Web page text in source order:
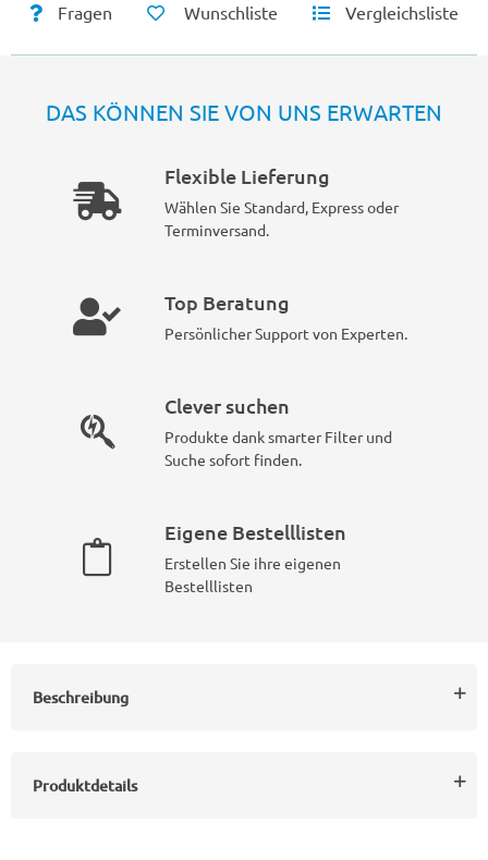
Fragen Wunschliste Vergleichsliste
DAS KÖNNEN SIE VON UNS ERWARTEN
Flexible Lieferung
Wählen Sie Standard, Express oder
Terminversand.
Top Beratung
Persönlicher Support von Experten.
Clever suchen
Produkte dank smarter Filter und
Suche sofort finden.
Eigene Bestelllisten
Erstellen Sie ihre eigenen
Bestelllisten
Beschreibung
Produktdetails